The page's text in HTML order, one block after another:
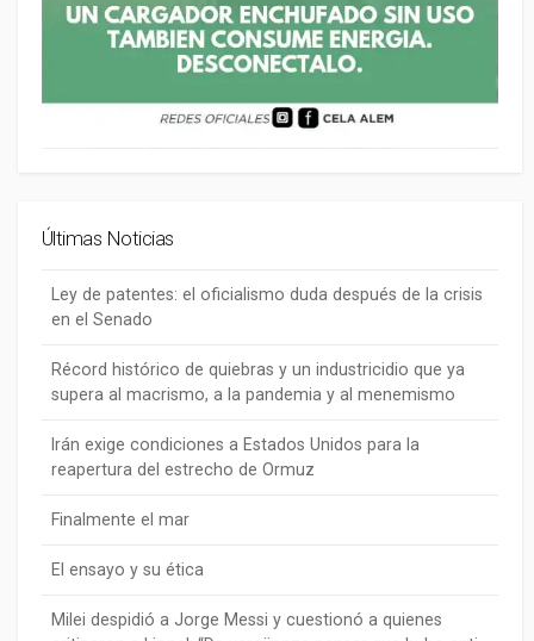
Últimas Noticias
Ley de patentes: el oficialismo duda después de la crisis
en el Senado
Récord histórico de quiebras y un industricidio que ya
supera al macrismo, a la pandemia y al menemismo
Irán exige condiciones a Estados Unidos para la
reapertura del estrecho de Ormuz
Finalmente el mar
El ensayo y su ética
Milei despidió a Jorge Messi y cuestionó a quienes